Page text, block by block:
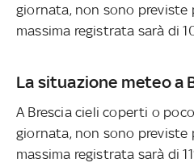
giornata, non sono previste
massima registrata sarà di
La situazione meteo a
A Brescia cieli coperti o
giornata, non sono previste
massima registrata sarà di